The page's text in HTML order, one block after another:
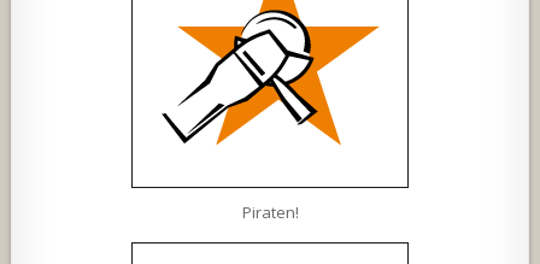
Piraten!